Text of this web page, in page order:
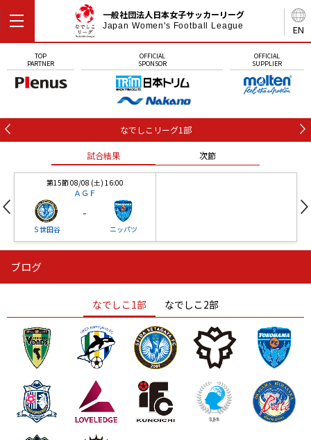
EN
一般社団法人日本女子サッカーリーグ
Japan Women's Football League
TOP
PARTNER
OFFICIAL
SPONSOR
OFFICIAL
SUPPLIER
なでしこリーグ1部
試合結果 次節
第15節 08/08 (土) 16:00
ＡＧＦ
Ｓ世田谷
-
ニッパツ
ニッパツ
ニッパツ 名古屋
石人の星
静岡 愛媛Ｌ
ブログ
なでしこ1部 なでしこ2部